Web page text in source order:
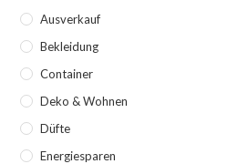
Ausverkauf
Bekleidung
Container
Deko & Wohnen
Düfte
Energiesparen